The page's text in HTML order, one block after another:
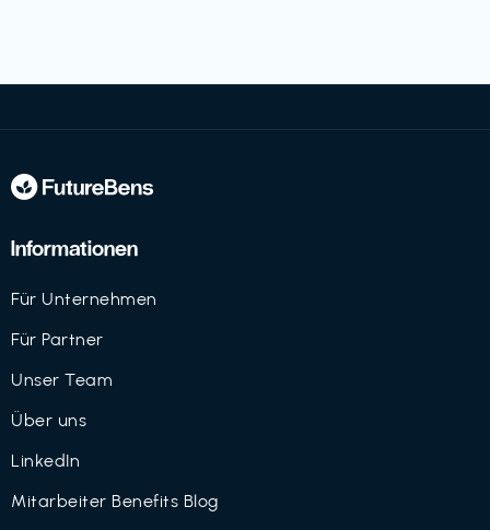
Informationen
Für Unternehmen
Für Partner
Unser Team
Über uns
LinkedIn
Mitarbeiter Benefits Blog